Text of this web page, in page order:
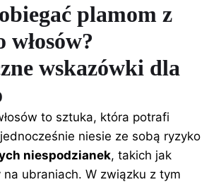
plamom z
wskazówki dla
to sztuka, która potrafi
niesie ze sobą ryzyko
niespodzianek, takich jak
ubraniach. W związku z tym